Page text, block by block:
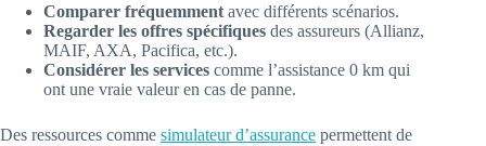
Comparer fréquemment avec différents scénarios.
Regarder les offres spécifiques des assureurs (Allianz,
MAIF, AXA, Pacifica, etc.).
Considérer les services comme l’assistance 0 km qui
ont une vraie valeur en cas de panne.
Des ressources comme simulateur d’assurance permettent de